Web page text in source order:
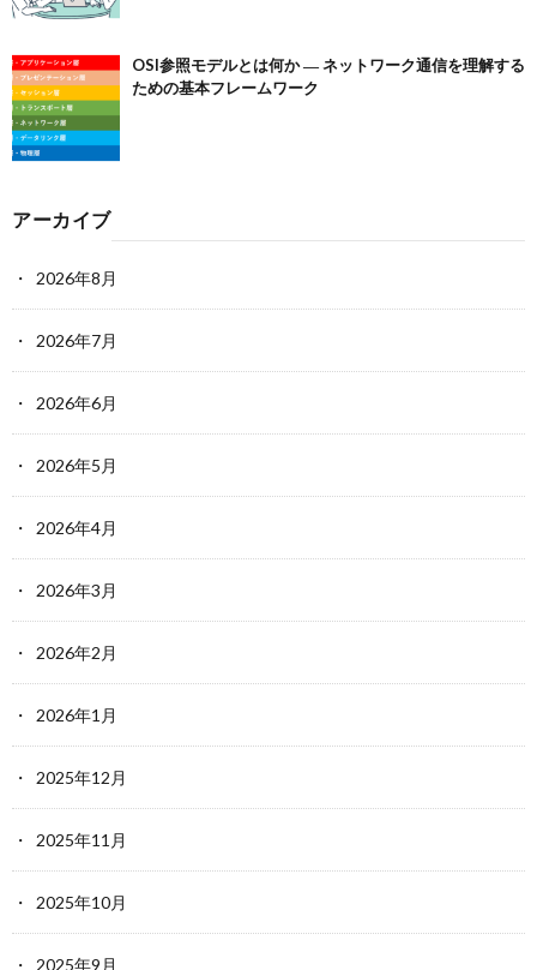
OSI参照モデルとは何か ― ネットワーク通信を理解する
ための基本フレームワーク
アーカイブ
2026年8月
2026年7月
2026年6月
2026年5月
2026年4月
2026年3月
2026年2月
2026年1月
2025年12月
2025年11月
2025年10月
2025年9月